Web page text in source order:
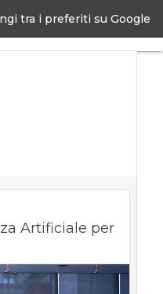
tra i preferiti su Google
Artificiale per